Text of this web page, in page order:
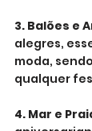
3. Balões e
alegres,
moda,
qualquer
4. Mar e